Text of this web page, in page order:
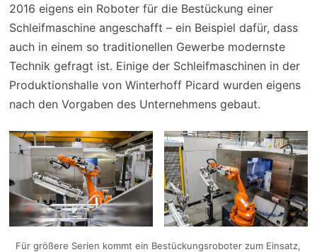
2016 eigens ein Roboter für die Bestückung einer
Schleifmaschine angeschafft – ein Beispiel dafür, dass
auch in einem so traditionellen Gewerbe modernste
Technik gefragt ist. Einige der Schleifmaschinen in der
Produktionshalle von Winterhoff Picard wurden eigens
nach den Vorgaben des Unternehmens gebaut.
Für größere Serien kommt ein Bestückungsroboter zum Einsatz,